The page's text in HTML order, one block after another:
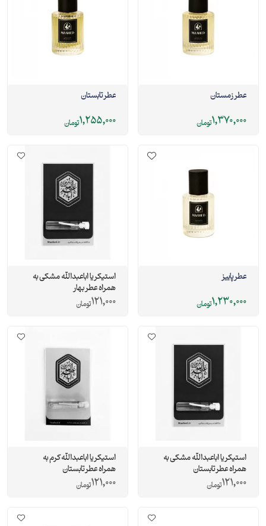
عطر زمستان
1,370,000تومان
عطر تابستان
1,255,000تومان
عطر پاییز
1,230,000تومان
استیکر یا اباعبدالله مشکی به
همراه عطر بهار
121,000تومان
استیکر یا اباعبدالله مشکی به
همراه عطر تابستان
121,000تومان
استیکر یا اباعبدالله کرم به
همراه عطر تابستان
121,000تومان